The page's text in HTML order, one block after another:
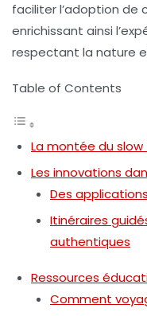
faciliter l’adoption de
enrichissant ainsi
respectant la nature
Table of Contents
La montée du
Les innovations
Des
Itinéraires
authentiques
Ressources
Comment